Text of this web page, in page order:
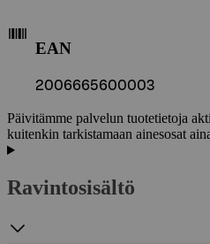
EAN
2006665600003
Päivitämme palvelun tuotetietoja
kuitenkin tarkistamaan ainesosat
Ravintosisältö